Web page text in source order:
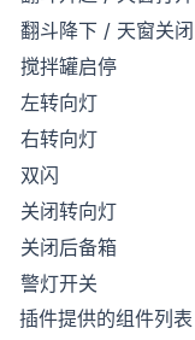
翻斗降下 / 天窗关闭
搅拌罐启停
左转向灯
右转向灯
双闪
关闭转向灯
关闭后备箱
警灯开关
插件提供的组件列表